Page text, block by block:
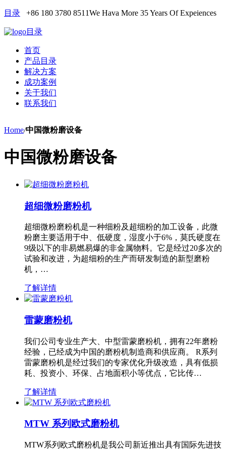
目录 +86 180 3780 8511We Hava More 35 Years Of Expeiences
目录
首页
产品目录
解决方案
成功案例
关于我们
联系我们
Home/中国微粉磨设备
中国微粉磨设备
超细微粉磨粉机
超细微粉磨粉机是一种细粉及超细粉的加工设备，此微
粉磨主要适用于中、低硬度，湿度小于6%，莫氏硬度在
9级以下的非易燃易爆的非金属物料。它是经过20多次的
试验和改进，为超细粉的生产而研发制造的新型磨粉
机，…
了解详情
雷蒙磨粉机
我们公司专业生产大、中型雷蒙磨粉机，拥有22年磨粉
经验，已经成为中国的磨粉机制造商和供应商。 R系列
雷蒙磨粉机是经过我们的专家优化升级改造，具有低损
耗、投资小、环保、占地面积小等优点，它比传…
了解详情
MTW 系列欧式磨粉机
MTW系列欧式磨粉机是我公司新近推出具有国际先进技